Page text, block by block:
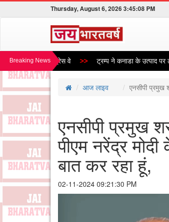
Thursday, August 6, 2026 3:45:08 PM
Breaking News
बनेगा विंध्य एक्सप्रेस वे ट्रम्प ने कनाडा के उत्पाद पर
आज लाइव एनसीपी प्रमुख
एनसीपी प्रमुख
पीएम नरेंद्र
बात कर रहा हूं,
02-11-2024 09:21:30 PM